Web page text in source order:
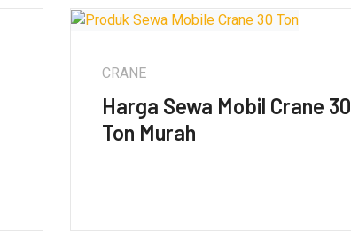
CRANE
Harga Sewa Mobil Crane 30
Ton Murah